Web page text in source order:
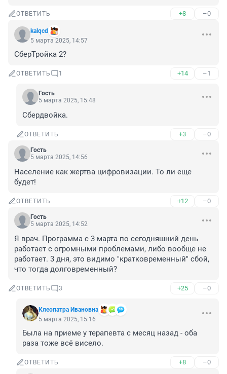
ОТВЕТИТЬ +8 –0
kalqcd
5 марта 2025, 14:57
СберТройка 2?
ОТВЕТИТЬ 1 +14 –1
Гость
5 марта 2025, 15:48
Сбердвойка.
ОТВЕТИТЬ +3 –0
Гость
5 марта 2025, 14:56
Население как жертва цифровизации. То ли еще
будет!
ОТВЕТИТЬ +12 –0
Гость
5 марта 2025, 14:52
Я врач. Программа с 3 марта по сегодняшний день
работает с огромными проблемами, либо вообще не
работает. 3 дня, это видимо "кратковременный" сбой,
что тогда долговременный?
ОТВЕТИТЬ 3 +25 –0
Клеопатра Ивановна
5 марта 2025, 15:16
Была на приеме у терапевта с месяц назад - оба
раза тоже всё висело.
ОТВЕТИТЬ +8 –0